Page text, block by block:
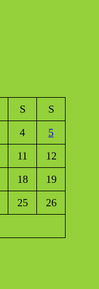
S
S
4
5
11
12
18
19
25
26